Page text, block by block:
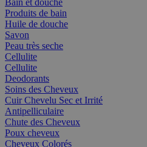
Produits de bain
Huile de douche
Savon
Peau très seche
Cellulite
Cellulite
Deodorants
Soins des Cheveux
Cuir Chevelu Sec et Irrité
Antipelliculaire
Chute des Cheveux
Poux cheveux
Cheveux Colorés